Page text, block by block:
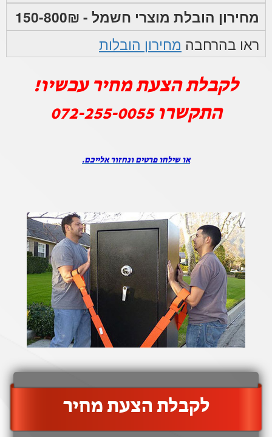
מחירון הובלת מוצרי חשמל - 150-800₪
ראו בהרחבה מחירון הובלות
לקבלת הצעת מחיר עכשיו!
התקשרו072-255-0055
או שילחו פרטים ונחזור אלייכם.
‫לקבלת הצעת מחיר